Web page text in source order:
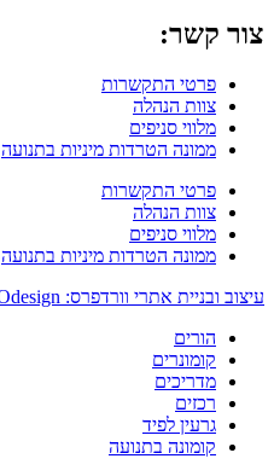
צור קשר:
פרטי התקשרות
צוות הנהלה
מלווי סניפים
ממונה הטרדות מיניות בתנועה
פרטי התקשרות
צוות הנהלה
מלווי סניפים
ממונה הטרדות מיניות בתנועה
עיצוב ובניית אתרי וורדפרס: Odesign
הורים
קומונרים
מדריכים
רכזים
גרעין לפיד
קומונה בתנועה